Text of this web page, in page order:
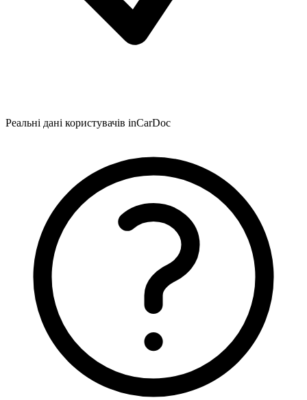
Реальні дані користувачів inCarDoc